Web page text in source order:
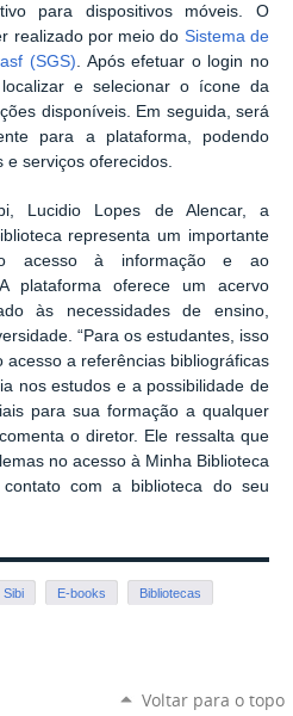
para dispositivos móveis. O
realizado por meio do Sistema de
(SGS) . Após efetuar o login no
e selecionar o ícone da
disponíveis. Em seguida, será
para a plataforma, podendo
serviços oferecidos.
Lucidio Lopes de Alencar, a
representa um importante
acesso à informação e ao
plataforma oferece um acervo
às necessidades de ensino,
“Para os estudantes, isso
acesso a referências bibliográficas
nos estudos e a possibilidade de
para sua formação a qualquer
o diretor. Ele ressalta que
no acesso à Minha Biblioteca
com a biblioteca do seu
Sibi E-books Bibliotecas
Voltar para o topo